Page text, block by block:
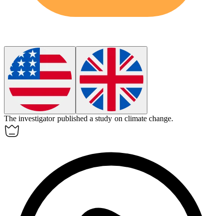
Theinvestigator published a study on climate change.